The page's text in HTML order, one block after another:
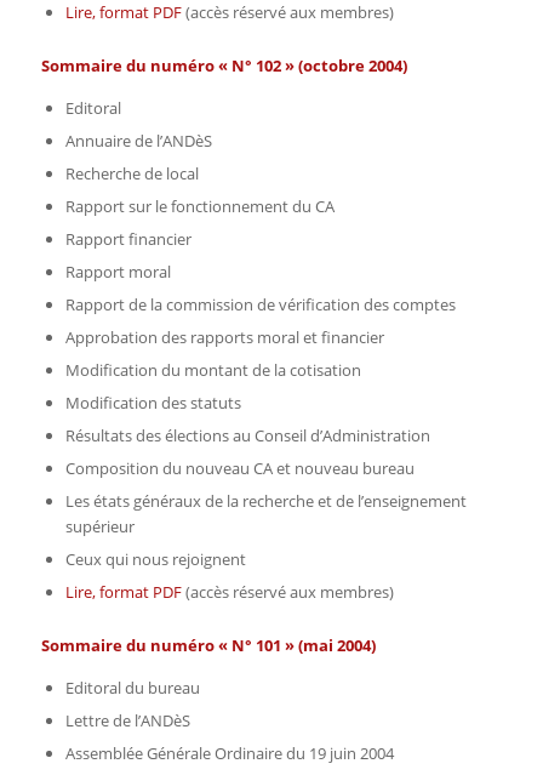
Lire, format PDF(accès réservé aux membres)
Sommaire du numéro « N° 102 » (octobre 2004)
Editoral
Annuaire de l’ANDèS
Recherche de local
Rapport sur le fonctionnement du CA
Rapport financier
Rapport moral
Rapport de la commission de vérification des comptes
Approbation des rapports moral et financier
Modification du montant de la cotisation
Modification des statuts
Résultats des élections au Conseil d’Administration
Composition du nouveau CA et nouveau bureau
Les états généraux de la recherche et de l’enseignement
supérieur
Ceux qui nous rejoignent
Lire, format PDF(accès réservé aux membres)
Sommaire du numéro « N° 101 » (mai 2004)
Editoral du bureau
Lettre de l’ANDèS
Assemblée Générale Ordinaire du 19 juin 2004